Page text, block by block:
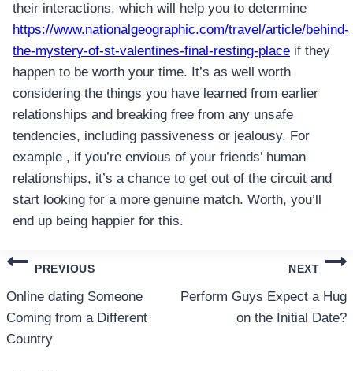
their interactions, which will help you to determine
https://www.nationalgeographic.com/travel/article/behind-
the-mystery-of-st-valentines-final-resting-place if they
happen to be worth your time. It’s as well worth
considering the things you have learned from earlier
relationships and breaking free from any unsafe
tendencies, including passiveness or jealousy. For
example , if you’re envious of your friends’ human
relationships, it’s a chance to get out of the circuit and
start looking for a more genuine match. Worth, you’ll
end up being happier for this.
แนะแนว
เรื่อง
PREVIOUS
Online dating Someone
Coming from a Different
Country
NEXT
Perform Guys Expect a Hug
on the Initial Date?